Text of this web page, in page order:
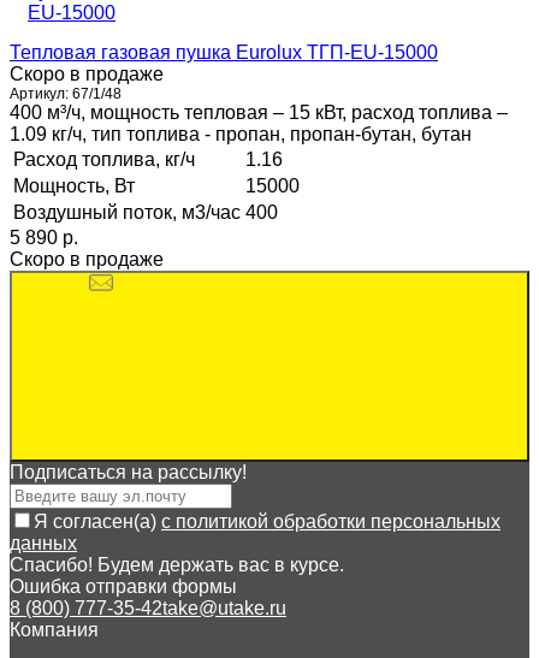
Тепловая газовая пушка Eurolux ТГП-EU-15000
Скоро в продаже
Артикул: 67/1/48
400 м³/ч, мощность тепловая – 15 кВт, расход топлива –
1.09 кг/ч, тип топлива - пропан, пропан-бутан, бутан
Расход топлива, кг/ч
1.16
Мощность, Вт
15000
Воздушный поток, м3/час 400
5 890 p.
Скоро в продаже
Подписаться на рассылкy!
Я согласен(a) с политикой обработки персональных
данных
Спасибо! Будем держать вас в курсе.
Ошибка отправки формы
8 (800) 777-35-42take@utake.ru
Компания